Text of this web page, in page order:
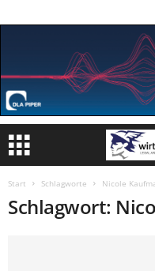
Start Schlagworte Nicole
Schlagwort: